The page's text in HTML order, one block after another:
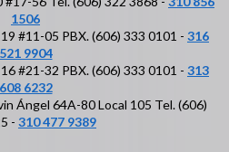
1506
#11-05 PBX. (606) 333 0101 - 316
521 9904
#21-32 PBX. (606) 333 0101 - 313
608 6232
Ángel 64A-80 Local 105 Tel. (606)
- 310 477 9389